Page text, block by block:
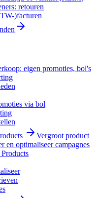
retouren
)facturen
eigen promoties, bol's
via bol
Vergroot product
en optimaliseer campagnes